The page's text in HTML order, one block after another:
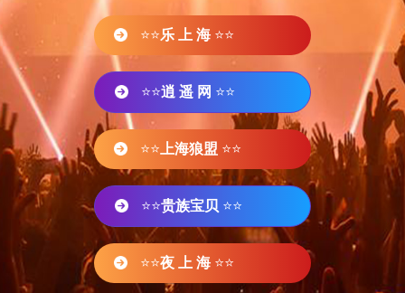
⭐⭐乐 上 海 ⭐⭐
⭐⭐逍 遥 网 ⭐⭐
⭐⭐ 上海狼盟 ⭐⭐
⭐⭐贵族宝贝 ⭐⭐
⭐⭐夜 上 海 ⭐⭐